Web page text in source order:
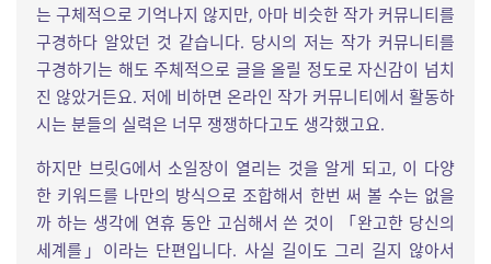
는 구체적으로 기억나지 않지만, 아마 비슷한 작가 커뮤니티를
구경하다 알았던 것 같습니다. 당시의 저는 작가 커뮤니티를
구경하기는 해도 주체적으로 글을 올릴 정도로 자신감이 넘치
진 않았거든요. 저에 비하면 온라인 작가 커뮤니티에서 활동하
시는 분들의 실력은 너무 쟁쟁하다고도 생각했고요.
하지만 브릿G에서 소일장이 열리는 것을 알게 되고, 이 다양
한 키워드를 나만의 방식으로 조합해서 한번 써 볼 수는 없을
까 하는 생각에 연휴 동안 고심해서 쓴 것이 「완고한 당신의
세계를」이라는 단편입니다. 사실 길이도 그리 길지 않아서